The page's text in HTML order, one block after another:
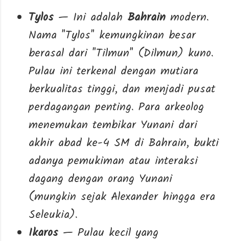
Tylos — Ini adalah Bahrain modern.
Nama "Tylos" kemungkinan besar
berasal dari "Tilmun" (Dilmun) kuno.
Pulau ini terkenal dengan mutiara
berkualitas tinggi, dan menjadi pusat
perdagangan penting. Para arkeolog
menemukan tembikar Yunani dari
akhir abad ke-4 SM di Bahrain, bukti
adanya pemukiman atau interaksi
dagang dengan orang Yunani
(mungkin sejak Alexander hingga era
Seleukia).
Ikaros — Pulau kecil yang